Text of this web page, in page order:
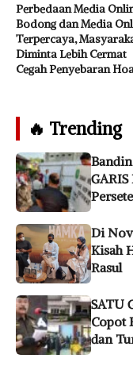
Perbedaan Media
Bodong dan Media
Terpercaya,
Diminta Lebih Cermat
Cegah Penyebaran
🔥 Trending
Di
Kisah
Rasul
SATU
Copot
dan